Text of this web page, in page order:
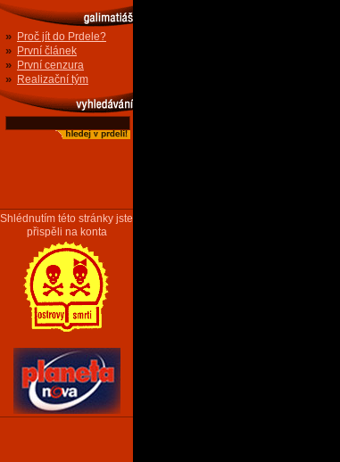
» Proč jít do Prdele?
» První článek
» První cenzura
» Realizační tým
Shlédnutím této stránky jste
přispěli na konta